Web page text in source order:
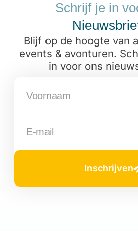
Schrijf je in
Blijf op de hoogte van
events & avonturen.
in voor ons
Inschrijven